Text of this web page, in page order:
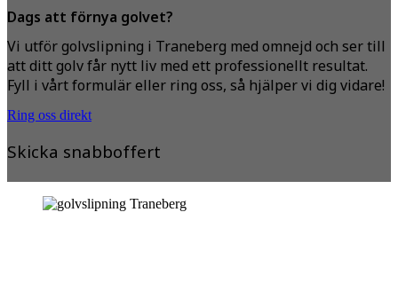
Dags att förnya golvet?
Vi utför golvslipning i Traneberg med omnejd och ser till
att ditt golv får nytt liv med ett professionellt resultat.
Fyll i vårt formulär eller ring oss, så hjälper vi dig vidare!
Ring oss direkt
Skicka snabboffert